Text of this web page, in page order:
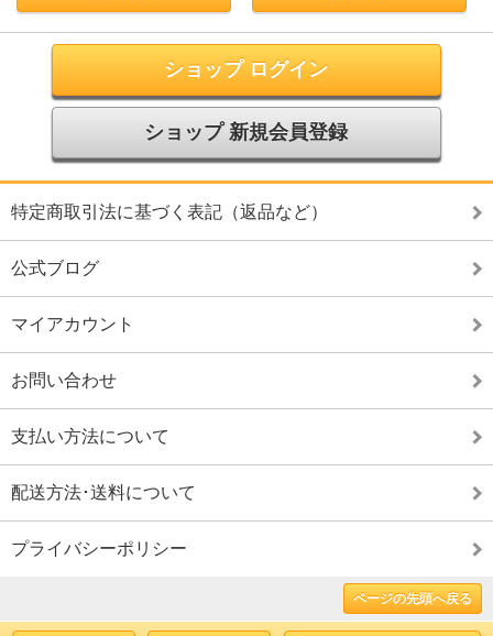
ショップ ログイン
ショップ 新規会員登録
特定商取引法に基づく表記（返品など）
公式ブログ
マイアカウント
お問い合わせ
支払い方法について
配送方法･送料について
プライバシーポリシー
ページの先頭へ戻る